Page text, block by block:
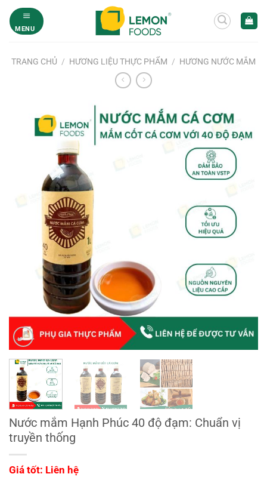
qua
MENU
TRANG CHỦ / HƯƠNG LIỆU THỰC PHẨM / HƯƠNG NƯỚC MẮM
Nước mắm Hạnh Phúc 40 độ đạm: Chuẩn vị
truyền thống
Giá tốt: Liên hệ